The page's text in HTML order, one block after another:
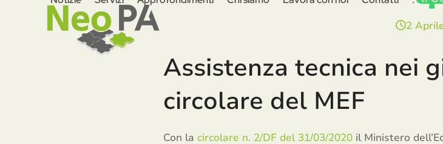
2
Assistenza tecnica nei
circolare del MEF
Con la circolare n. 2/DF del 31/03/2020il Ministero